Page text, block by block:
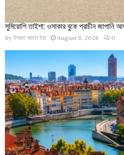
সুমিয়োশি তাইশা: ওসাকার বুকে প্রাচীন জাপানি
by ইসরাত জাহান ইরা August 6, 2026 0